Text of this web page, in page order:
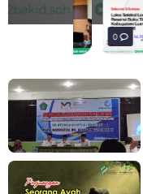
materi
BY ADMIN AUGUST 6, 2026
penguatan materi
BY ADMIN AUGUST 6, 2026
penguatan materi "Re-
BY ADMIN AUGUST 5, 2026
materi Literasi Digital
BY ADMIN AUGUST 5, 2026
Madrasah" pada
AUGUST 4,
materi
BY ADMIN AUGUST 6, 2026
penguatan materi
BY ADMIN AUGUST 6, 2026
0